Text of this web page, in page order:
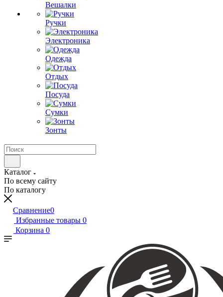
Вешалки
Ручки
Электроника
Одежда
Отдых
Посуда
Сумки
Зонты
Каталог
По всему сайту
По каталогу
Сравнение0
Избранные товары 0
Корзина 0